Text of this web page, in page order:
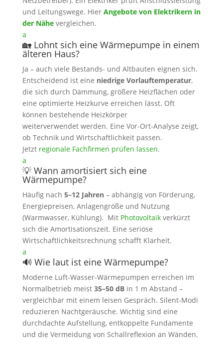
und Leitungswege. Hier Angebote von Elektrikern in
der Nähe vergleichen.
a
🏡 Lohnt sich eine Wärmepumpe in einem
älteren Haus?
Ja – auch viele Bestands- und Altbauten eignen sich.
Entscheidend ist eine niedrige Vorlauftemperatur,
die sich durch Dämmung, größere Heizflächen oder
eine optimierte Heizkurve erreichen lässt. Oft
können bestehende Heizkörper
weiterverwendet werden. Eine Vor-Ort‑Analyse zeigt,
ob Technik und Wirtschaftlichkeit passen.
Jetzt regionale Fachfirmen prüfen lassen.
a
💡 Wann amortisiert sich eine
Wärmepumpe?
Häufig nach 5–12 Jahren– abhängig von Förderung,
Energiepreisen, Anlagengröße und Nutzung
(Warmwasser, Kühlung). Mit Photovoltaikverkürzt
sich die Amortisationszeit. Eine seriöse
Wirtschaftlichkeitsrechnung schafft Klarheit.
a
🔊 Wie laut ist eine Wärmepumpe?
Moderne Luft‑Wasser‑Wärmepumpen erreichen im
Normalbetrieb meist 35–50 dBin 1 m Abstand –
vergleichbar mit einem leisen Gespräch. Silent‑Modi
reduzieren Nachtgeräusche. Wichtig sind eine
durchdachte Aufstellung, entkoppelte Fundamente
und die Vermeidung von Schallreflexion an Wänden.